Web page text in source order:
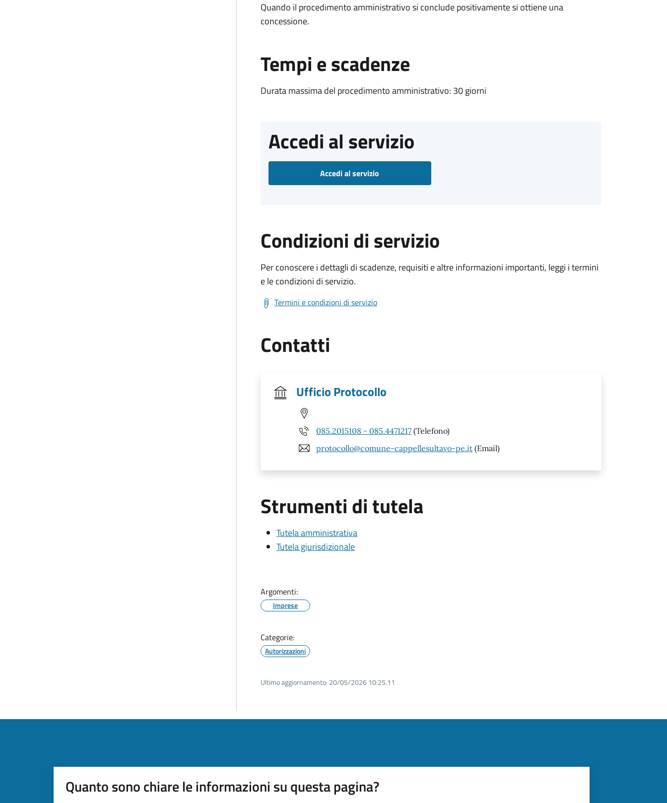
Quando il procedimento amministrativo si conclude positivamente si ottiene una
concessione.
Tempi e scadenze
Durata massima del procedimento amministrativo: 30 giorni
Accedi al servizio
Accedi al servizio
Condizioni di servizio
Per conoscere i dettagli di scadenze, requisiti e altre informazioni importanti, leggi i termini
e le condizioni di servizio.
Termini e condizioni di servizio
Contatti
Ufficio Protocollo
085.2015108 - 085.4471217 (Telefono)
protocollo@comune-cappellesultavo-pe.it (Email)
Strumenti di tutela
Tutela amministrativa
Tutela giurisdizionale
Argomenti:
Imprese
Categorie:
Autorizzazioni
Ultimo aggiornamento: 20/05/2026 10:25.11
Quanto sono chiare le informazioni su questa pagina?